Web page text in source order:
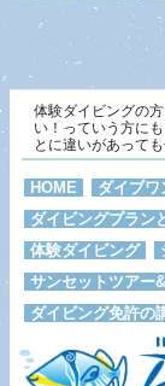
体験ダイビングの
い！っていう方に
とに違いがあって
HOME ダイブワ
ダイビングプラン
体験ダイビング
サンセットツアー
ダイビング免許の